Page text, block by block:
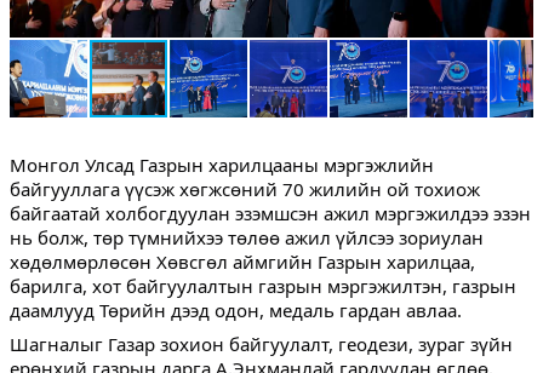
Монгол Улсад Газрын харилцааны мэргэжлийн
байгууллага үүсэж хөгжсөний 70 жилийн ой тохиож
байгаатай холбогдуулан эзэмшсэн ажил мэргэжилдээ эзэн
нь болж, төр түмнийхээ төлөө ажил үйлсээ зориулан
хөдөлмөрлөсөн Хөвсгөл аймгийн Газрын харилцаа,
барилга, хот байгуулалтын газрын мэргэжилтэн, газрын
даамлууд Төрийн дээд одон, медаль гардан авлаа.
Шагналыг Газар зохион байгуулалт, геодези, зураг зүйн
ерөнхий газрын дарга А.Энхманлай гардуулан өглөө.